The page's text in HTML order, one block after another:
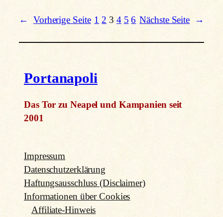
← Vorherige Seite 1 2 3 4 5 6 Nächste Seite →
Portanapoli
Das Tor zu Neapel und Kampanien seit
2001
Impressum
Datenschutzerklärung
Haftungsausschluss (Disclaimer)
Informationen über Cookies
Affiliate-Hinweis